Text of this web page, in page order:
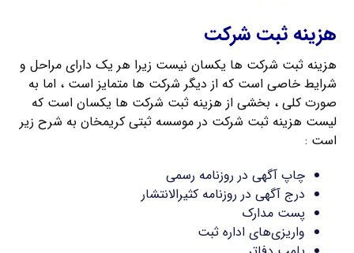
هزینه ثبت شرکت
هزینه ثبت شرکت ها یکسان نیست زیرا هر یک دارای مراحل و
شرایط خاصی است که از دیگر شرکت ها متمایز است ، اما به
صورت کلی ، بخشی از هزینه ثبت شرکت ها یکسان است که
لیست هزینه ثبت شرکت در موسسه ثبتی کریمخان به شرح زیر
است :
چاپ آگهی در روزنامه رسمی
درج آگهی در روزنامه کثیرالانتشار
پست مدارک
واریزی‌های اداره ثبت